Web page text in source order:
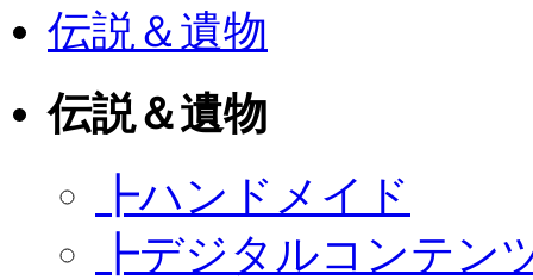
伝説＆遺物
伝説＆遺物
┣ハンドメイド
┣デジタルコンテン